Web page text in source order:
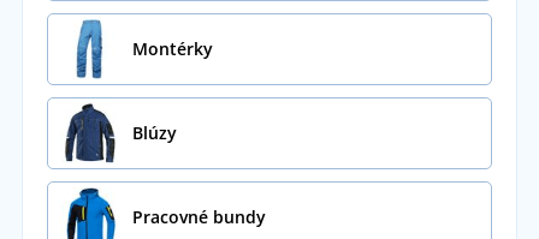
Montérky
Blúzy
Pracovné bundy